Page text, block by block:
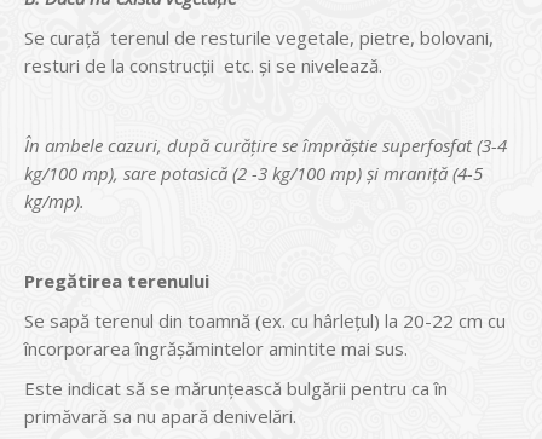
Se curaţă terenul de resturile vegetale, pietre, bolovani,
resturi de la construcţii etc. şi se nivelează.
În ambele cazuri, după curăţire se împrăştie superfosfat (3-4
kg/100 mp), sare potasică (2 -3 kg/100 mp) şi mraniţă (4-5
kg/mp).
Pregătirea terenului
Se sapă terenul din toamnă (ex. cu hârleţul) la 20-22 cm cu
încorporarea îngrăşămintelor amintite mai sus.
Este indicat să se mărunţească bulgării pentru ca în
primăvară sa nu apară denivelări.